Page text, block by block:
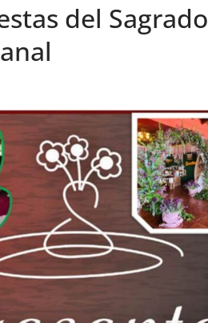
del Sagrado